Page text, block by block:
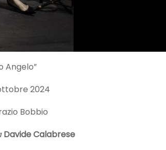
Angelo”
2024
Bobbio
Davide Calabrese